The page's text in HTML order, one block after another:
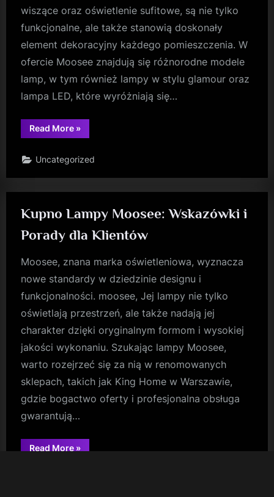
wiszące oraz oświetlenie sufitowe, są nie tylko
funkcjonalne, ale także stanowią doskonały
element dekoracyjny każdego pomieszczenia. W
ofercie Moosee znajdują się różnorodne modele
lamp, w tym również lampy w stylu glamour oraz
lampa LED, które wyróżniają się…
Read More“King
Home
Idealne
i
»
Uncategorized
Kupno Lampy Moosee: Wskazówki i
Porady dla Klientów
Moosee, znana marka oświetleniowa, wyznacza
nowe standardy w dziedzinie designu i
funkcjonalności. moosee, Jej lampy nie tylko
oświetlają przestrzeń, ale także nadają jej
charakter dzięki oryginalnym formom i wysokiej
jakości wykonaniu. Szukając lampy Moosee,
warto rozejrzeć się za nią w renomowanych
sklepach, takich jak King Home w Warszawie,
gdzie bogactwo oferty i profesjonalna obsługa
gwarantują…
Read More“Kupno
»